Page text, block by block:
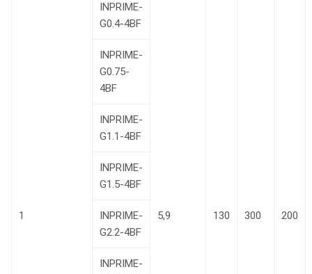
1
INPRIME-
G0.4-4BF
5,9 130 300 200
INPRIME-
G0.75-
4BF
INPRIME-
G1.1-4BF
INPRIME-
G1.5-4BF
INPRIME-
G2.2-4BF
INPRIME-